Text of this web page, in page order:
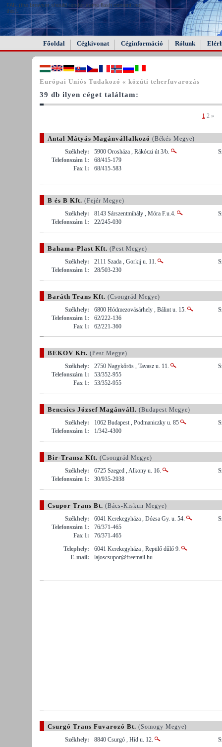
FAIL (the browser should render some flash content, not
this).
Főoldal Cégkivonat Céginformáció Rólunk
Európai Uniós Tudakozó « közúti teherfuvarozás
39 db ilyen céget találtam:
1 2 »
Antal Mátyás Magánvállalkozó (Békés Megye)
Székhely:
5900 Orosháza , Rákóczi út 3/b.
Telefonszám 1:
68/415-179
Fax 1:
68/415-583
B és B Kft. (Fejér Megye)
Székhely:
8143 Sárszentmihály , Móra F.u.4.
Telefonszám 1:
22/245-030
Bahama-Plast Kft. (Pest Megye)
Székhely:
2111 Szada , Gorkij u. 11.
Telefonszám 1:
28/503-230
Baráth Trans Kft. (Csongrád Megye)
Székhely:
6800 Hódmezovásárhely , Bálint u. 15.
Telefonszám 1:
62/222-136
Fax 1:
62/221-360
BEKOV Kft. (Pest Megye)
Székhely:
2750 Nagykőrös , Tavasz u. 11.
Telefonszám 1:
53/352-955
Fax 1:
53/352-955
Bencsics József Magánváll. (Budapest Megye)
Székhely:
1062 Budapest , Podmaniczky u. 85
Telefonszám 1:
1/342-4300
Bir-Transz Kft. (Csongrád Megye)
Székhely:
6725 Szeged , Alkony u. 16.
Telefonszám 1:
30/935-2938
Csupor Trans Bt. (Bács-Kiskun Megye)
Székhely:
6041 Kerekegyháza , Dózsa Gy. u. 54.
Telefonszám 1:
76/371-465
Fax 1:
76/371-465
Telephely:
6041 Kerekegyháza , Repülő dűlő 9.
E-mail:
lajoscsupor@freemail.hu
Csurgó Trans Fuvarozó Bt. (Somogy Megye)
Székhely:
8840 Csurgó , Híd u. 12.